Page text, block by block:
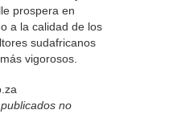
prospera en
a la calidad de los
sudafricanos
vigorosos.
no